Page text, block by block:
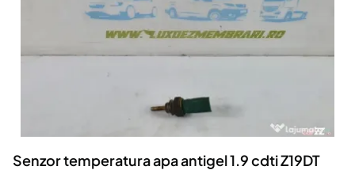
Animale de companie
Utilaje agricole si industriale
Piese auto si accesorii
Dacia Duster
Senzor temperatura apa antigel 1.9 cdti Z19DT